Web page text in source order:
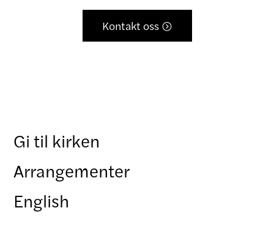
Kontakt oss 
Gi til kirken
Arrangementer
English